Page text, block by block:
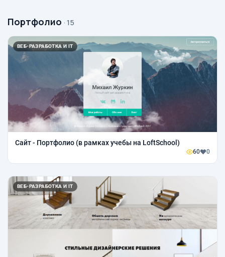
Портфолио · 15
ВЕБ-РАЗРАБОТКА И IT
Сайт - Портфолио (в рамках учебы на LoftSchool)
60 0
ВЕБ-РАЗРАБОТКА И IT